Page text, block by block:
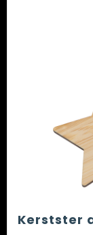
Kerstster